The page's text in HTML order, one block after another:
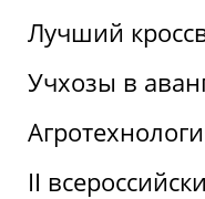
Лучший
Учхозы в
II